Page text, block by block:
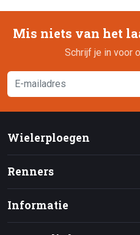
Mis niets van het
Schrijf je in voor
Wielerploegen
Renners
Informatie